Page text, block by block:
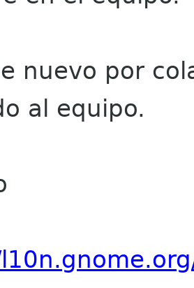
nuevo por
al equipo.